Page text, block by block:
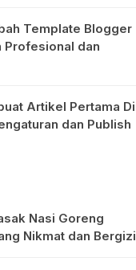
Template Blogger
Profesional dan
Artikel Pertama Di
dan Publish
Nasi Goreng
Nikmat dan Bergizi